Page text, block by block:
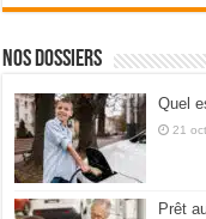
Nos dossiers
Quel
21
Prêt